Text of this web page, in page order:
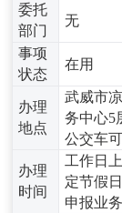
委托
部门
无
事项
状态
在用
办理
地点
武威市
务中心5
公交车
办理
时间
工作日
定节假
申报业